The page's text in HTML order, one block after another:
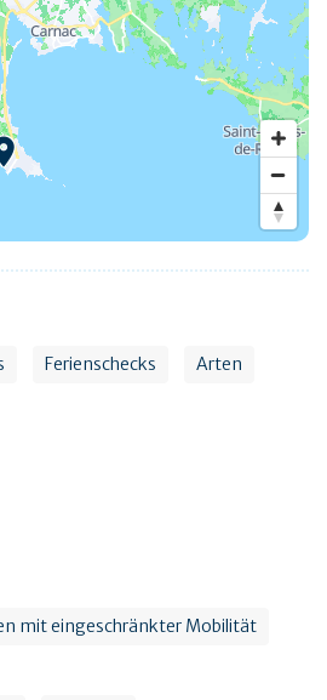
Ferienschecks Arten
mit eingeschränkter Mobilität